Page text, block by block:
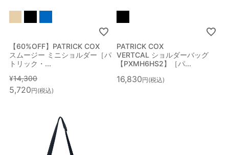
【60%OFF】PATRICK COX
スムージー ミニショルダー［パ
トリック・...
¥14,300
5,720 税込
PATRICK COX
VERTCAL ショルダーバッグ
【PXMH6HS2】［パ...
16,830 税込